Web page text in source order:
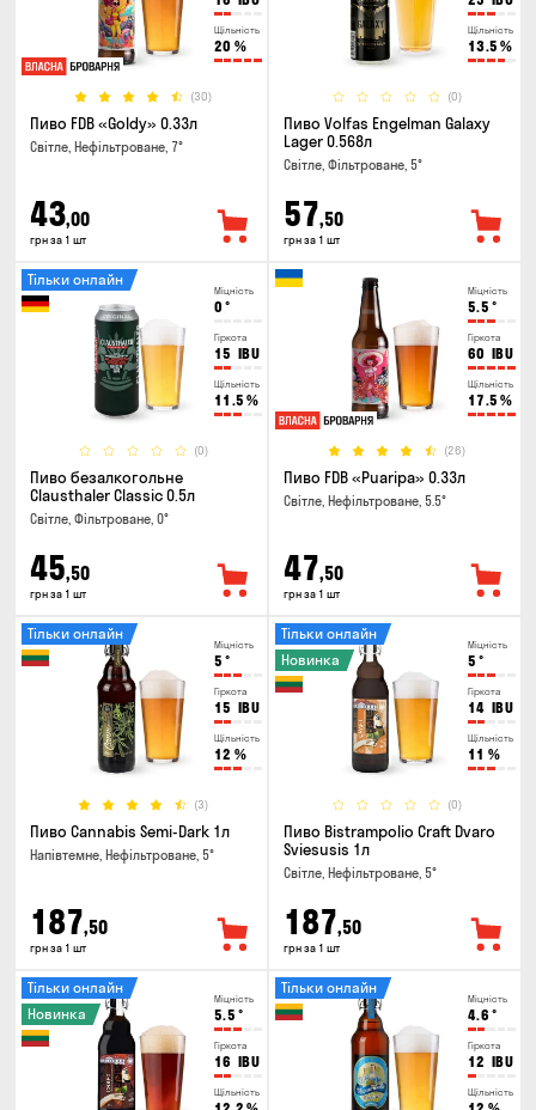
Щільність
20 %
(30)
Пиво FDB «Goldy» 0.33л
Світле, Нефільтроване, 7°
43,00
грн за 1 шт
Щільність
13.5 %
(0)
Пиво Volfas Engelman Galaxy
Lager 0.568л
Світле, Фільтроване, 5°
57,50
грн за 1 шт
Міцність
0 °
Гіркота
15 IBU
Щільність
11.5 %
(0)
Тільки онлайн
Пиво безалкогольне
Clausthaler Classic 0.5л
Світле, Фільтроване, 0°
45,50
грн за 1 шт
Міцність
5.5 °
Гіркота
60 IBU
Щільність
17.5 %
(26)
Пиво FDB «Puaripa» 0.33л
Світле, Нефільтроване, 5.5°
47,50
грн за 1 шт
Міцність
5 °
Гіркота
15 IBU
Щільність
12 %
(3)
Тільки онлайн
Пиво Cannabis Semi-Dark 1л
Напівтемне, Нефільтроване, 5°
187,50
грн за 1 шт
Міцність
5 °
Гіркота
14 IBU
Щільність
11 %
(0)
Тільки онлайн
Новинка
Пиво Bistrampolio Craft Dvaro
Sviesusis 1л
Світле, Нефільтроване, 5°
187,50
грн за 1 шт
Міцність
5.5 °
Гіркота
16 IBU
Щільність
Тільки онлайн
Новинка
Міцність
4.6 °
Гіркота
12 IBU
Щільність
Тільки онлайн